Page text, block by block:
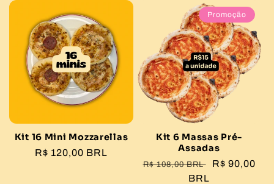
Kit 16 Mini Mozzarellas
Preço
R$ 120,00 BRL
Promoção
Kit 6 Massas Pré-
Assadas
Preço
R$ 108,00 BRL
Preço
R$ 90,00
BRL